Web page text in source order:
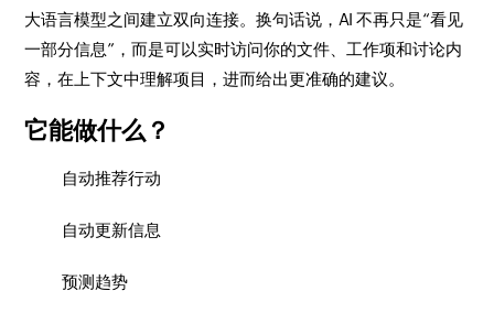
大语言模型之间建立双向连接。换句话说，AI 不再只是“看见
一部分信息”，而是可以实时访问你的文件、工作项和讨论内
容，在上下文中理解项目，进而给出更准确的建议。
它能做什么？
自动推荐行动
自动更新信息
预测趋势